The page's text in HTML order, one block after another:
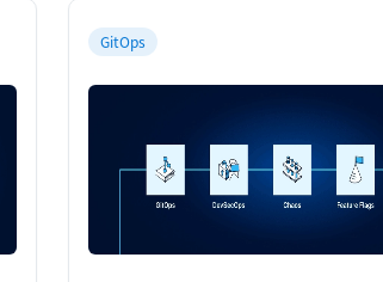
GitOps